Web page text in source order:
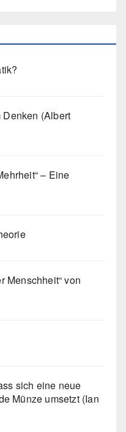
(Albert
– Eine
Menschheit“ von
sich eine neue
Münze umsetzt (Ian